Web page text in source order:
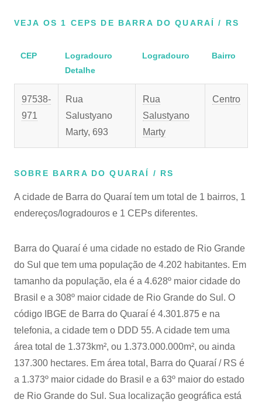
VEJA OS 1 CEPS DE BARRA DO QUARAÍ / RS
CEP
Logradouro
Detalhe
Logradouro Bairro
97538-
971
Rua
Salustyano
Marty, 693
Rua
Salustyano
Marty
Centro
SOBRE BARRA DO QUARAÍ / RS
A cidade de Barra do Quaraí tem um total de 1 bairros, 1
endereços/logradouros e 1 CEPs diferentes.
Barra do Quaraí é uma cidade no estado de Rio Grande
do Sul que tem uma população de 4.202 habitantes. Em
tamanho da população, ela é a 4.628º maior cidade do
Brasil e a 308º maior cidade de Rio Grande do Sul. O
código IBGE de Barra do Quaraí é 4.301.875 e na
telefonia, a cidade tem o DDD 55. A cidade tem uma
área total de 1.373km², ou 1.373.000.000m², ou ainda
137.300 hectares. Em área total, Barra do Quaraí / RS é
a 1.373º maior cidade do Brasil e a 63º maior do estado
de Rio Grande do Sul. Sua localização geográfica está